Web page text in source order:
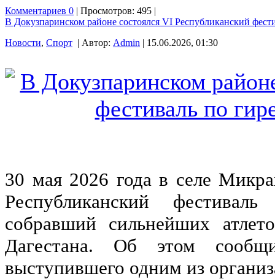
Комментариев 0 | Просмотров: 495 |
В Докузпаринском районе состоялся VI Республиканский
Новости, Спорт | Автор: Admin | 15.06.2026, 01:30
30 мая 2026 года в селе
Республиканский
собравший сильнейших
Дагестана. Об этом
выступившего одним из